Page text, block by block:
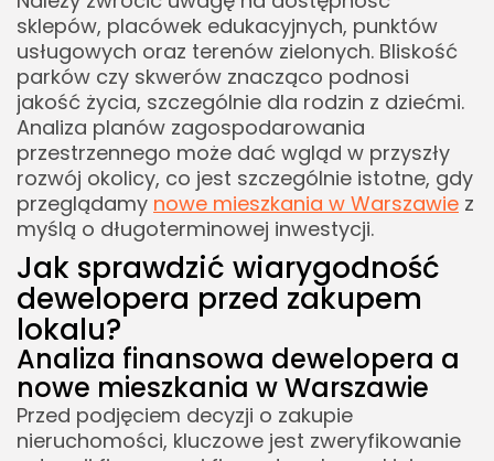
sklepów, placówek edukacyjnych, punktów
usługowych oraz terenów zielonych. Bliskość
parków czy skwerów znacząco podnosi
jakość życia, szczególnie dla rodzin z dziećmi.
Analiza planów zagospodarowania
przestrzennego może dać wgląd w przyszły
rozwój okolicy, co jest szczególnie istotne, gdy
przeglądamy nowe mieszkania w Warszawie z
myślą o długoterminowej inwestycji.
Jak sprawdzić wiarygodność
dewelopera przed zakupem
lokalu?
Analiza finansowa dewelopera a
nowe mieszkania w Warszawie
Przed podjęciem decyzji o zakupie
nieruchomości, kluczowe jest zweryfikowanie